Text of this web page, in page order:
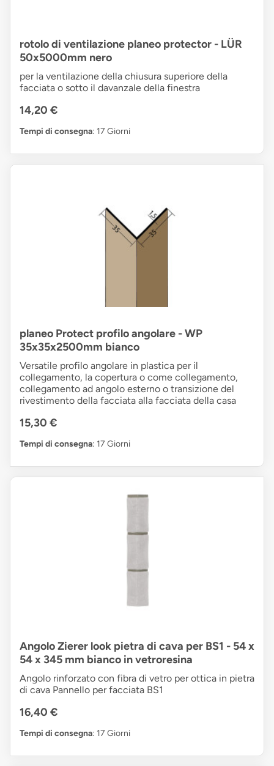
rotolo di ventilazione planeo protector - LÜR
50x5000mm nero
per la ventilazione della chiusura superiore della
facciata o sotto il davanzale della finestra
14,20 €
Tempi di consegna: 17 Giorni
planeo Protect profilo angolare - WP
35x35x2500mm bianco
Versatile profilo angolare in plastica per il
collegamento, la copertura o come collegamento,
collegamento ad angolo esterno o transizione del
rivestimento della facciata alla facciata della casa
15,30 €
Tempi di consegna: 17 Giorni
Angolo Zierer look pietra di cava per BS1 - 54 x
54 x 345 mm bianco in vetroresina
Angolo rinforzato con fibra di vetro per ottica in pietra
di cava Pannello per facciata BS1
16,40 €
Tempi di consegna: 17 Giorni